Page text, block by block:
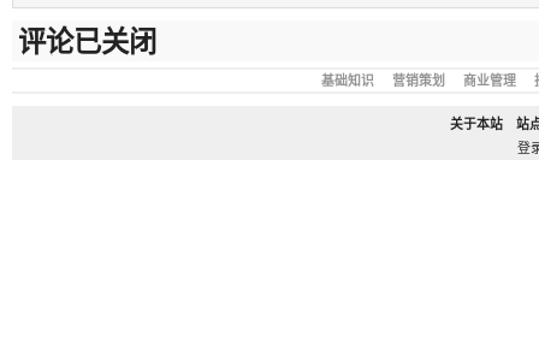
评论已关闭
基础知识 营销策划 商业管理
关于本站
站
登